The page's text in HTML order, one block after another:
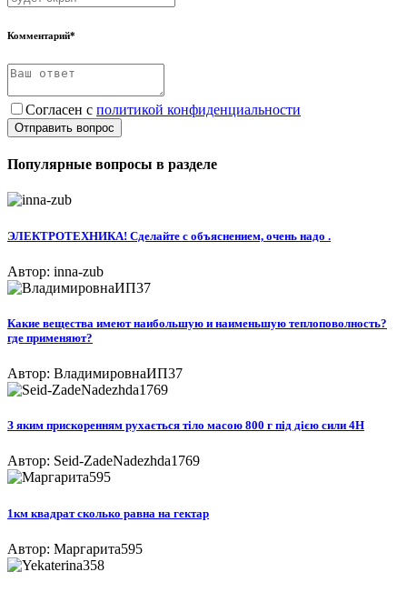
Комментарий*
Согласен с политикой конфиденциальности
Отправить вопрос
Популярные вопросы в разделе
ЭЛЕКТРОТЕХНИКА! Сделайте с объяснением, очень надо .
Автор: inna-zub
Какие вещества имеют наибольшую и наименьшую теплоповолность?
где применяют?
Автор: ВладимировнаИП37
З яким прискоренням рухається тіло масою 800 г під дією сили 4Н
Автор: Seid-ZadeNadezhda1769
1км квадрат сколько равна на гектар
Автор: Маргарита595